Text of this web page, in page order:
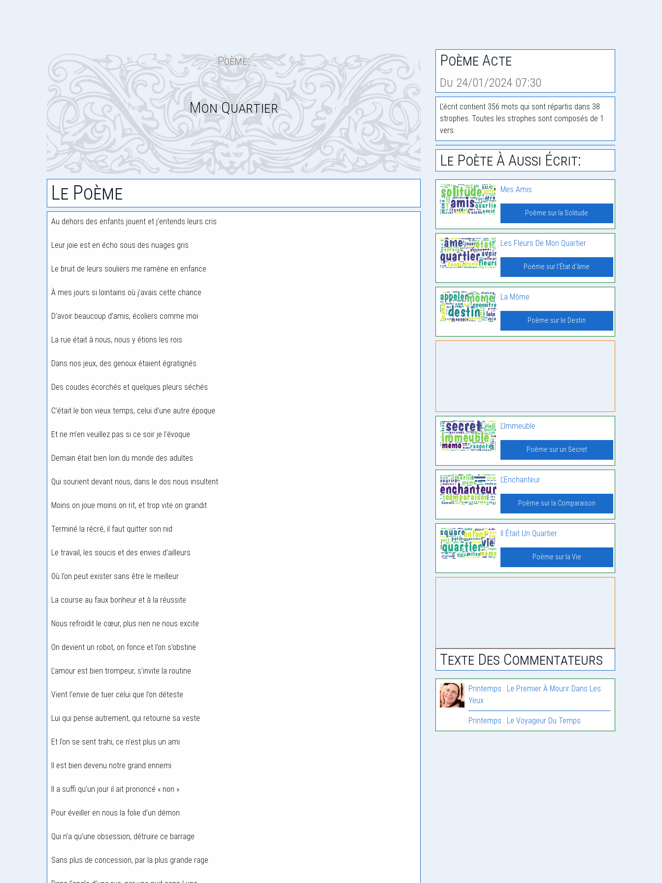
Poème:
Mon Quartier
Le Poème
Au dehors des enfants jouent et j’entends leurs cris
Leur joie est en écho sous des nuages gris
Le bruit de leurs souliers me ramène en enfance
À mes jours si lointains où j’avais cette chance
D’avoir beaucoup d’amis, écoliers comme moi
La rue était à nous, nous y étions les rois
Dans nos jeux, des genoux étaient égratignés
Des coudes écorchés et quelques pleurs séchés
C’était le bon vieux temps, celui d’une autre époque
Et ne m’en veuillez pas si ce soir je l’évoque
Demain était bien loin du monde des adultes
Qui sourient devant nous, dans le dos nous insultent
Moins on joue moins on rit, et trop vite on grandit
Terminé la récré, il faut quitter son nid
Le travail, les soucis et des envies d’ailleurs
Où l’on peut exister sans être le meilleur
La course au faux bonheur et à la réussite
Nous refroidit le cœur, plus rien ne nous excite
On devient un robot, on fonce et l’on s’obstine
L’amour est bien trompeur, s’invite la routine
Vient l’envie de tuer celui que l’on déteste
Lui qui pense autrement, qui retourne sa veste
Et l’on se sent trahi, ce n’est plus un ami
Il est bien devenu notre grand ennemi
Il a suffi qu’un jour il ait prononcé « non »
Pour éveiller en nous la folie d’un démon
Qui n’a qu’une obsession, détruire ce barrage
Sans plus de concession, par la plus grande rage
Poème Acte
Du 24/01/2024 07:30
L'écrit contient 356 mots qui sont répartis dans 38
strophes. Toutes les strophes sont composés de 1
vers.
Le Poète À Aussi Écrit:
Mes Amis
Poème sur la Solitude
Les Fleurs De Mon Quartier
Poème sur l'État d'âme
La Môme
Poème sur le Destin
L’Immeuble
Poème sur un Secret
L’Enchanteur
Poème sur la Comparaison
Il Était Un Quartier…
Poème sur la Vie
Texte Des Commentateurs
Printemps : Le Premier À Mourir Dans Les
Yeux
Printemps : Le Voyageur Du Temps